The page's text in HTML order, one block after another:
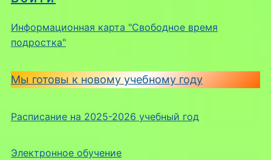
Информационная карта "Свободное время
подростка"
Мы готовы к новому учебному году
Расписание на 2025-2026 учебный год
Электронное обучение